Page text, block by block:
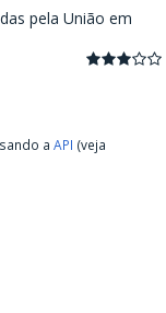
pela União em
a API (veja